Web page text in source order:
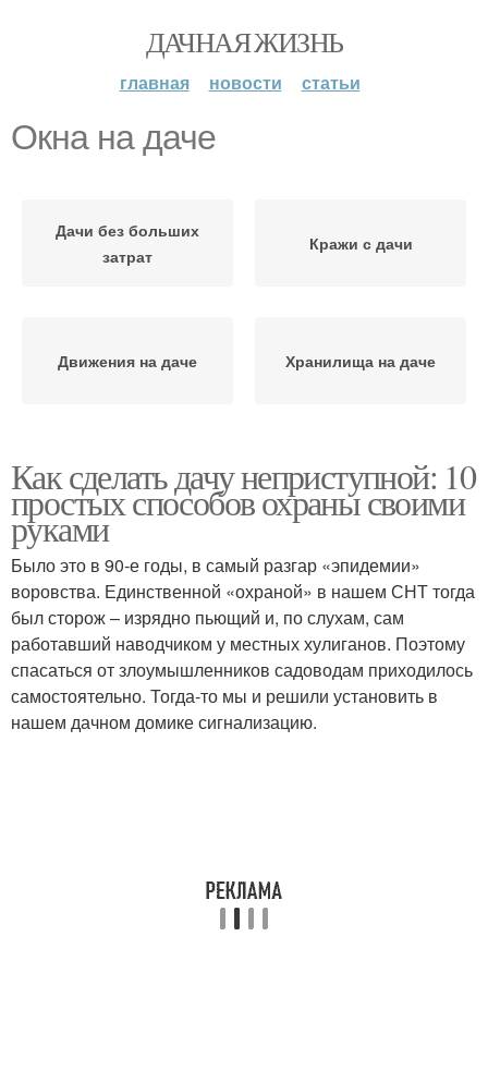
ДАЧНАЯ ЖИЗНЬ
главная новости статьи
Окна на даче
Дачи без больших
затрат
Кражи с дачи
Движения на даче Хранилища на даче
Как сделать дачу неприступной: 10
простых способов охраны своими
руками
Было это в 90‑е годы, в самый разгар «эпидемии»
воровства. Единственной «охраной» в нашем СНТ тогда
был сторож – изрядно пьющий и, по слухам, сам
работавший наводчиком у местных хулиганов. Поэтому
спасаться от злоумышленников садоводам приходилось
самостоятельно. Тогда-то мы и решили установить в
нашем дачном домике сигнализацию.